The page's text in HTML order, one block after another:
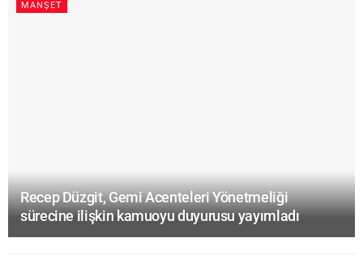
MANŞET
Recep Düzgit, Gemi Acenteleri Yönetmeliği
sürecine ilişkin kamuoyu duyurusu yayımladı